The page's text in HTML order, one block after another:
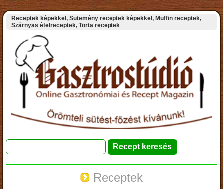
Receptek képekkel, Sütemény receptek képekkel, Muffin receptek,
Szárnyas ételreceptek, Torta receptek
Receptek